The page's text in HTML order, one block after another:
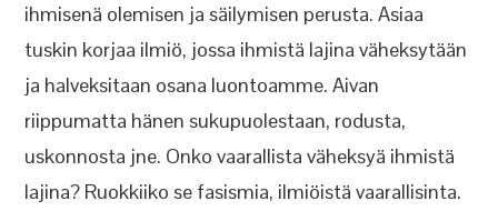
ihmisenä olemisen ja säilymisen perusta. Asiaa
tuskin korjaa ilmiö, jossa ihmistä lajina väheksytään
ja halveksitaan osana luontoamme. Aivan
riippumatta hänen sukupuolestaan, rodusta,
uskonnosta jne. Onko vaarallista väheksyä ihmistä
lajina? Ruokkiiko se fasismia, ilmiöistä vaarallisinta.